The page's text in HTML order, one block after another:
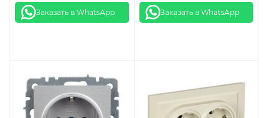
Заказать в WhatsApp Заказать в WhatsApp